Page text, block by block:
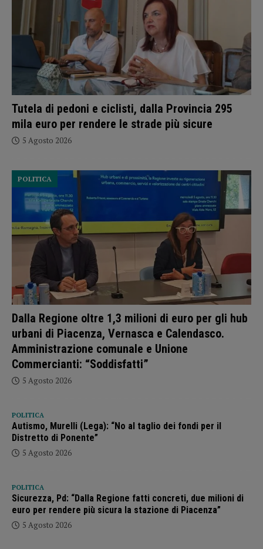
Tutela di pedoni e ciclisti, dalla Provincia 295
mila euro per rendere le strade più sicure
5 Agosto 2026
Dalla Regione oltre 1,3 milioni di euro per gli hub
urbani di Piacenza, Vernasca e Calendasco.
Amministrazione comunale e Unione
Commercianti: “Soddisfatti”
POLITICA
5 Agosto 2026
POLITICA
Autismo, Murelli (Lega): “No al taglio dei fondi per il
Distretto di Ponente”
5 Agosto 2026
POLITICA
Sicurezza, Pd: “Dalla Regione fatti concreti, due milioni di
euro per rendere più sicura la stazione di Piacenza”
5 Agosto 2026